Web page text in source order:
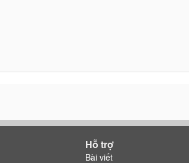
Hỗ trợ
Bài viết